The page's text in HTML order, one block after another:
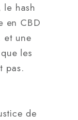
le hash
en CBD
et une
les
pas.
de